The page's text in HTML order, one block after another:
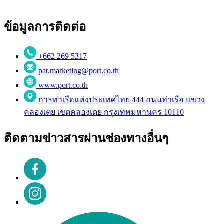
ข้อมูลการติดต่อ
+662 269 5317
pat.marketing@port.co.th
www.port.co.th
การท่าเรือแห่งประเทศไทย 444 ถนนท่าเรือ แขวง
คลองเตย เขตคลองเตย กรุงเทพมหานคร 10110
ติดตามข่าวสารผ่านช่องทางอื่นๆ